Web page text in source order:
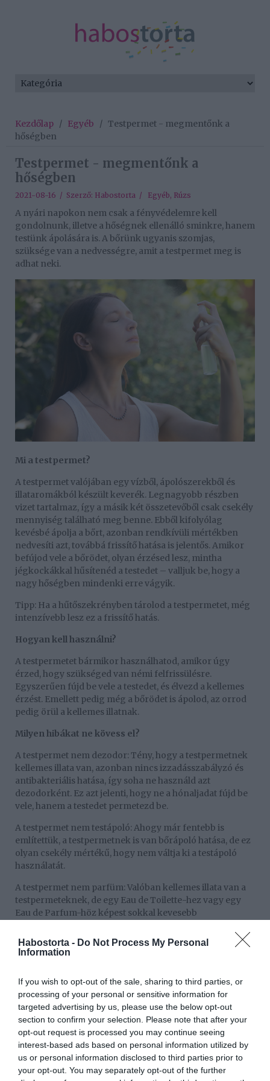
Habostorta - Do Not Process My Personal
Information
If you wish to opt-out of the sale, sharing to third parties, or
processing of your personal or sensitive information for
targeted advertising by us, please use the below opt-out
section to confirm your selection. Please note that after your
opt-out request is processed you may continue seeing
interest-based ads based on personal information utilized by
us or personal information disclosed to third parties prior to
your opt-out. You may separately opt-out of the further
Kezdőlap / Egyéb / Testpermet - megmentőnk a
hőségben
Testpermet - megmentőnk a
hőségben
2021-08-16 / Szerző: Habostorta / Egyéb, Rúzs
A nyári napokon nem csak a fényvédelemre kell
gondolnunk, illetve a hőségnek ellenálló sminkre, hanem
testünk ápolására is. A bőrünk ugyanis szomjas,
szüksége van a nedvességre, amit a testpermet meg is
adhat neki.
Mi a testpermet?
A testpermet valójában egy vízből, ápolószerekből és
illataromákból készült keverék. Legnagyobb részben
vizet tartalmaz, így a másik két összetevőből csak csekély
mennyiség található meg benne. Ebből kifolyólag
kevésbé ápolja a bőrt, azonban rendkívüli mértékben
nedvesíti azt, továbbá frissítő hatása is jelentős. Amikor
befújod vele a bőrödet, olyan érzésed lesz, mintha
jégkockákkal hűsítenéd a testedet – valljuk be, hogy a
nagy hőségben mindenki erre vágyik.
Tipp: Ha a hűtőszekrényben tárolod a testpermetet, még
intenzívebb lesz ez a frissítő hatás.
Hogyan kell használni?
A testpermetet bármikor használhatod, amikor úgy
érzed, hogy szükséged van némi felfrissülésre.
Egyszerűen fújd be vele a testedet, és élvezd a kellemes
érzést. Emellett pedig még a bőrödet is ápolod, az orrod
pedig örül a kellemes illatnak.
Milyen hibákat ne kövess el?
A testpermet nem dezodor: Tény, hogy a testpermetnek
kellemes illata van, azonban nincs izzadásszabályzó és
antibakteriális hatása, így soha ne használd azt
dezodorként. Ez azt jelenti, hogy ne a hónaljadat fújd be
vele, hanem a testedet permetezd be.
A testpermet nem testápoló: Ahogy már fentebb is
említettük, a testpermetnek is van bőrápoló hatása, de ez
olyan csekély mértékű, hogy nem váltja ki a testápoló
használatát.
A testpermet nem parfüm: Valóban kellemes illata van a
testpermeteknek, de egy Eau de Toilette-hez vagy egy
Eau de Parfum-höz képest sokkal kevesebb
sokkal könnyebb, vizesebb és előbb elillan. Arra szintén
érdemes figyelned, hogy ha azt szeretnéd, hogy a
testápolót használj, ellenkező esetben utóbbi
elnyomhatja a testpermet illatát.